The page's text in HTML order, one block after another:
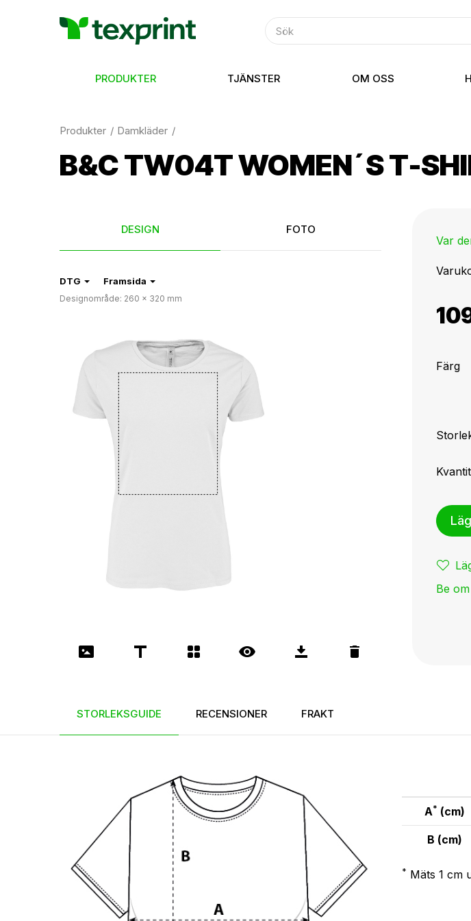
PRODUKTER TJÄNSTER OM OSS
Produkter Damkläder
B&C TW04T WOMEN´S T-
DESIGN FOTO
DTG Framsida
Designområde: 260 × 320 mm
Var
Färg
Be
STORLEKSGUIDE RECENSIONER FRAKT
A* (cm)
B (cm)
* Mäts 1 cm